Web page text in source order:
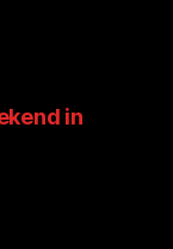
in